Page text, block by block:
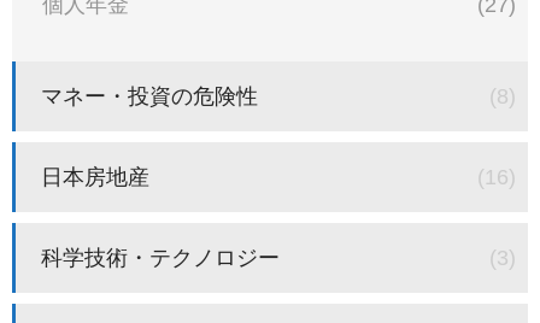
マネー・投資の危険性 (8)
日本房地産 (16)
科学技術・テクノロジー (3)